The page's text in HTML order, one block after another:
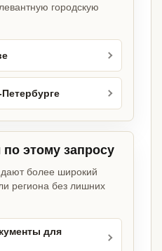
городскую
этому запросу
более широкий
региона без лишних
для